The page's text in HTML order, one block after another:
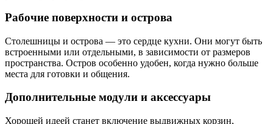
Рабочие поверхности и острова
Столешницы и острова — это сердце кухни. Они могут быть
встроенными или отдельными, в зависимости от размеров
пространства. Остров особенно удобен, когда нужно больше
места для готовки и общения.
Дополнительные модули и аксессуары
Хорошей идеей станет включение выдвижных корзин,